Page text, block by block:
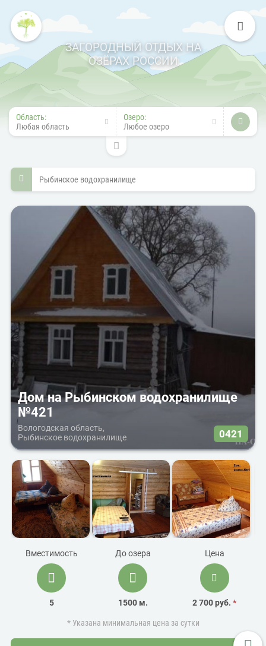
ЗАГОРОДНЫЙ ОТДЫХ НА
ОЗЁРАХ РОССИИ
Область:
Любая область
Озеро:
Любое озеро
Рыбинское водохранилище
Дом на Рыбинском водохранилище
№421
Вологодская область,
Рыбинское водохранилище
0421
Вместимость
5
До озера
1500 м.
Цена
2 700 руб.*
* Указана минимальная цена за сутки